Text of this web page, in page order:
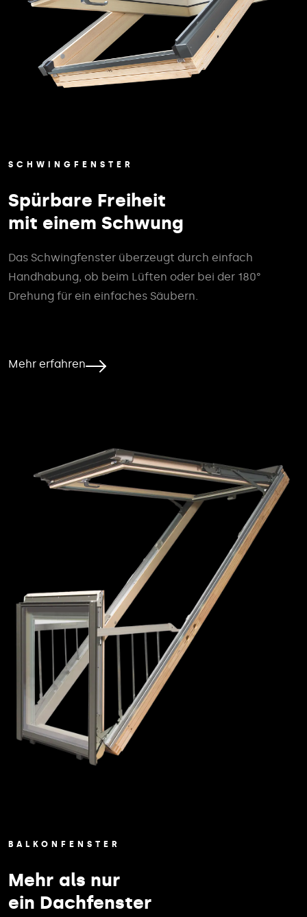
SCHWINGFENSTER
Spürbare Freiheit
mit einem Schwung
Das Schwingfenster überzeugt durch einfach
Handhabung, ob beim Lüften oder bei der 180°
Drehung für ein einfaches Säubern.
Mehr erfahren
BALKONFENSTER
Mehr als nur
ein Dachfenster